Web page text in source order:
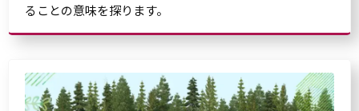
ることの意味を探ります。